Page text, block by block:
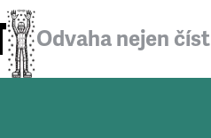
Odvaha nejen číst